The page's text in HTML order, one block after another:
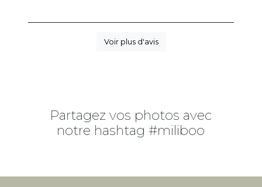
Voir plus d'avis
Partagez vos photos avec
notre hashtag #miliboo